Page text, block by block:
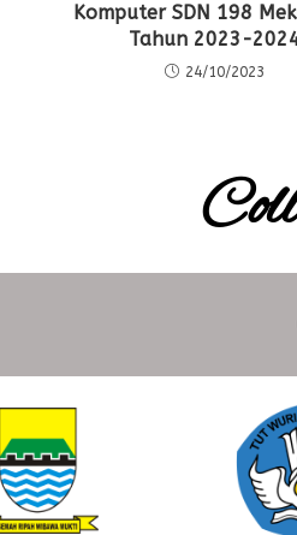
Komputer SDN 198
Tahun 2023-
24/10/2023